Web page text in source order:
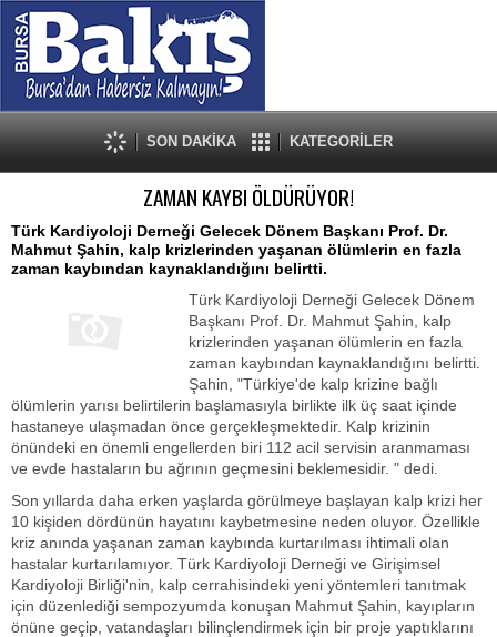
SON DAKİKA KATEGORİLER
ZAMAN KAYBI ÖLDÜRÜYOR!
Türk Kardiyoloji Derneği Gelecek Dönem Başkanı Prof. Dr.
Mahmut Şahin, kalp krizlerinden yaşanan ölümlerin en fazla
zaman kaybından kaynaklandığını belirtti.
Türk Kardiyoloji Derneği Gelecek Dönem
Başkanı Prof. Dr. Mahmut Şahin, kalp
krizlerinden yaşanan ölümlerin en fazla
zaman kaybından kaynaklandığını belirtti.
Şahin, "Türkiye'de kalp krizine bağlı
ölümlerin yarısı belirtilerin başlamasıyla birlikte ilk üç saat içinde
hastaneye ulaşmadan önce gerçekleşmektedir. Kalp krizinin
önündeki en önemli engellerden biri 112 acil servisin aranmaması
ve evde hastaların bu ağrının geçmesini beklemesidir. " dedi.
Son yıllarda daha erken yaşlarda görülmeye başlayan kalp krizi her
10 kişiden dördünün hayatını kaybetmesine neden oluyor. Özellikle
kriz anında yaşanan zaman kaybında kurtarılması ihtimali olan
hastalar kurtarılamıyor. Türk Kardiyoloji Derneği ve Girişimsel
Kardiyoloji Birliği'nin, kalp cerrahisindeki yeni yöntemleri tanıtmak
için düzenlediği sempozyumda konuşan Mahmut Şahin, kayıpların
önüne geçip, vatandaşları bilinçlendirmek için bir proje yaptıklarını